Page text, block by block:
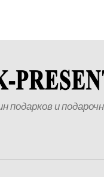
подарков и